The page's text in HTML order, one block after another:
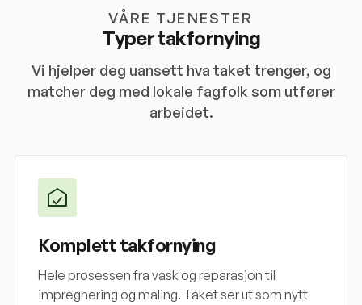
VÅRE TJENESTER
Typer takfornying
Vi hjelper deg uansett hva taket trenger, og
matcher deg med lokale fagfolk som utfører
arbeidet.
Komplett takfornying
Hele prosessen fra vask og reparasjon til
impregnering og maling. Taket ser ut som nytt